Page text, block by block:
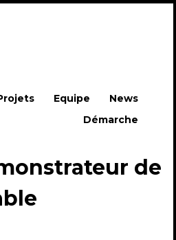
to content News
Equipe
Démarche
de